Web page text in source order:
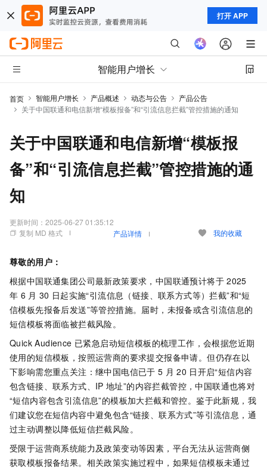
打开 APP
智能用户增长
首页 智能用户增长 产品概述 动态与公告
产品公告
关于中国联通和电信新增“模板报备”和“引流信息拦截”管控措施的通知
关于中国联通和电信新增“模板报
备”和“引流信息拦截”管控措施的通
知
更新时间： 2025-06-27 01:35:12
复制 MD 格式
产品详情 我的收藏
尊敬的用户：
根据中国联通集团公司最新政策要求，中国联通预计将于 2025
年 6 月 30 日起实施“引流信息（链接、联系方式等）拦截”和“短
信模板先报备后发送”等管控措施。届时，未报备或含引流信息的
短信模板将面临被拦截风险。
Quick Audience 已紧急启动短信模板的梳理工作，会根据您近期
使用的短信模板，按照运营商的要求提交报备申请。但仍存在以
下影响需您重点关注：继中国电信已于 5 月 20 日开启“短信内容
包含链接、联系方式、IP 地址”的内容拦截管控，中国联通也将对
“短信内容包含引流信息”的模板加大拦截和管控。鉴于此新规，我
们建议您在短信内容中避免包含“链接、联系方式”等引流信息，通
过主动调整以降低短信拦截风险。
受限于运营商系统能力及政策变动等因素，平台无法从运营商侧
获取模板报备结果。相关政策实施过程中，如果短信模板未通过